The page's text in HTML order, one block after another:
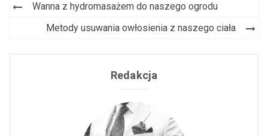
Nawigacja
wpisu
Wanna z hydromasażem do naszego ogrodu
Metody usuwania owłosienia z naszego ciała
Redakcja